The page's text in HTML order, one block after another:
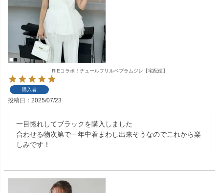
RIEコラボ！チュールフリルペプラムジレ【宅配便】
購入者
投稿日 2025/07/23
一目惚れしてブラックを購入しました
合わせる物次第で一年中着まわし出来そうなのでこれから楽
しみです！